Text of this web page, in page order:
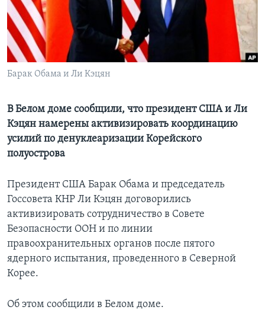
Learning English
СОЦИАЛЬНЫЕ СЕТИ
Языки
Барак Обама и Ли Кэцян
В Белом доме сообщили, что президент США и Ли
Кэцян намерены активизировать координацию
усилий по денуклеаризации Корейского
полуострова
Президент США Барак Обама и председатель
Госсовета КНР Ли Кэцян договорились
активизировать сотрудничество в Совете
Безопасности ООН и по линии
правоохранительных органов после пятого
ядерного испытания, проведенного в Северной
Корее.
Об этом сообщили в Белом доме.